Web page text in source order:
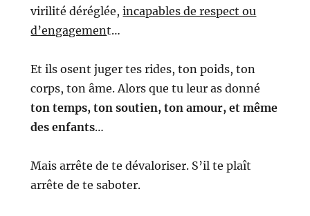
virilité déréglée,incapables de respect ou
d’engagement…
Et ils osent juger tes rides, ton poids, ton
corps, ton âme.Alors que tu leur as donné
ton temps, ton soutien, ton amour, et même
des enfants…
Mais arrête de te dévaloriser. S’il te plaît
arrête de te saboter.